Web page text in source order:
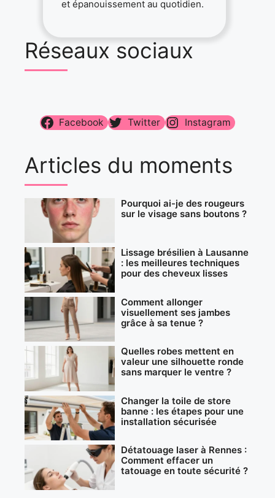
et épanouissement au quotidien.
Réseaux sociaux
Facebook Twitter Instagram
Articles du moments
Pourquoi ai-je des rougeurs
sur le visage sans boutons ?
Lissage brésilien à Lausanne
: les meilleures techniques
pour des cheveux lisses
Comment allonger
visuellement ses jambes
grâce à sa tenue ?
Quelles robes mettent en
valeur une silhouette ronde
sans marquer le ventre ?
Changer la toile de store
banne : les étapes pour une
installation sécurisée
Détatouage laser à Rennes :
Comment effacer un
tatouage en toute sécurité ?